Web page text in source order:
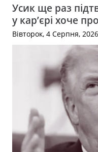
Усик ще раз
у кар’єрі хоче
Вівторок, 4 Серпня, 2026